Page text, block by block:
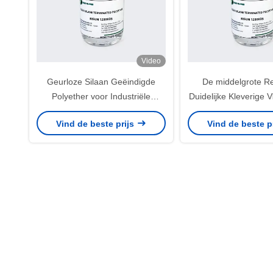
Video
Geurloze Silaan Geëindigde
Polyether voor Industriële
Kleefstof Met hoge weerstand
Vind de beste prijs
De middelgrote
Duidelijke Kleverige
het
Buitenkant het
Vind de beste